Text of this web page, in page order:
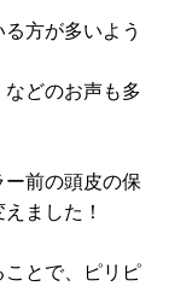
方が多いよう
どのお声も多
前の頭皮の保
ました！
とで、ピリピ